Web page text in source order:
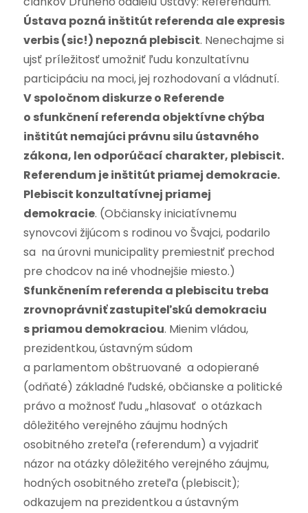
Ústava pozná inštitút referenda ale expresis
verbis (sic!) nepozná plebiscit. Nenechajme si
ujsť príležitosť umožniť ľudu konzultatívnu
participáciu na moci, jej rozhodovaní a vládnutí.
V spoločnom diskurze o Referende
o sfunkčnení referenda objektívne chýba
inštitút nemajúci právnu silu ústavného
zákona, len odporúčací charakter, plebiscit.
Referendum je inštitút priamej demokracie.
Plebiscit konzultatívnej priamej
demokracie. (Občiansky iniciatívnemu
synovcovi žijúcom s rodinou vo Švajci, podarilo
sa na úrovni municipality premiestniť prechod
pre chodcov na iné vhodnejšie miesto.)
Sfunkčnením referenda a plebiscitu treba
zrovnoprávniť zastupiteľskú demokraciu
s priamou demokraciou. Mienim vládou,
prezidentkou, ústavným súdom
a parlamentom obštruované a odopierané
(odňaté) základné ľudské, občianske a politické
právo a možnosť ľudu „hlasovať o otázkach
dôležitého verejného záujmu hodných
osobitného zreteľa (referendum) a vyjadriť
názor na otázky dôležitého verejného záujmu,
hodných osobitného zreteľa (plebiscit);
odkazujem na prezidentkou a ústavným